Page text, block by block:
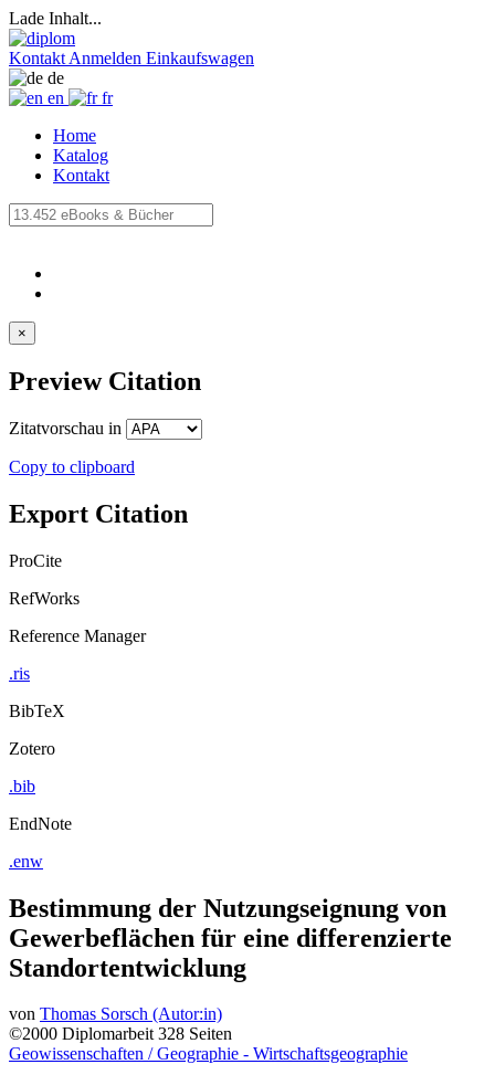
Lade Inhalt...
Kontakt Anmelden Einkaufswagen
de
en
fr
Home
Katalog
Kontakt
×
Preview Citation
Zitatvorschau in
Copy to clipboard
Export Citation
ProCite
RefWorks
Reference Manager
.ris
BibTeX
Zotero
.bib
EndNote
.enw
Bestimmung der Nutzungseignung von
Gewerbeflächen für eine differenzierte
Standortentwicklung
von Thomas Sorsch (Autor:in)
©2000 Diplomarbeit 328 Seiten
Geowissenschaften / Geographie - Wirtschaftsgeographie